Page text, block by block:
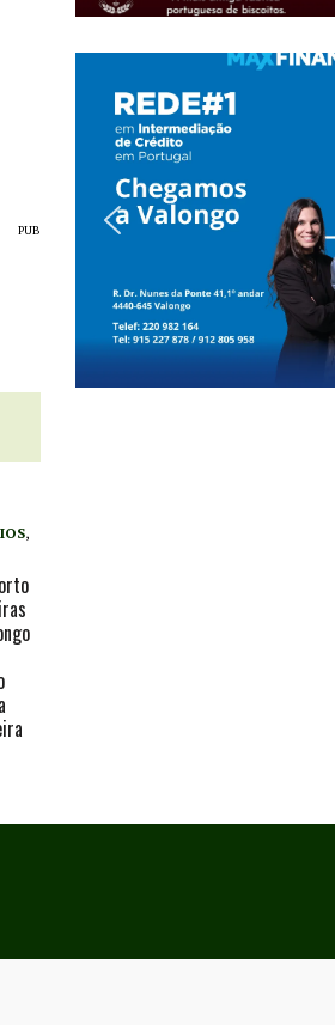
PUB
,